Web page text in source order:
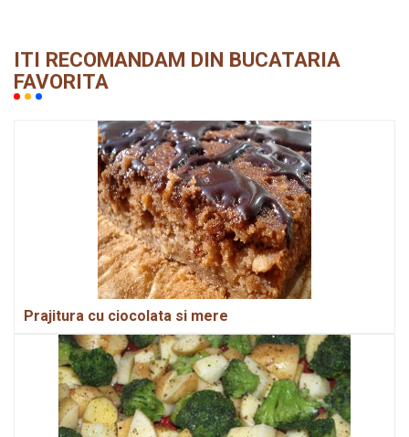
ITI RECOMANDAM DIN BUCATARIA
FAVORITA
Prajitura cu ciocolata si mere